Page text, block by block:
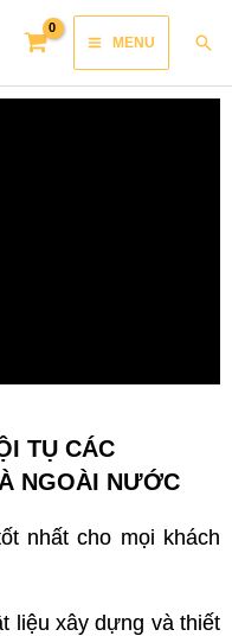
Main
Menu
MENU
TỤ CÁC
NGOÀI NƯỚC
nhất cho mọi khách
liệu xây dựng và thiết